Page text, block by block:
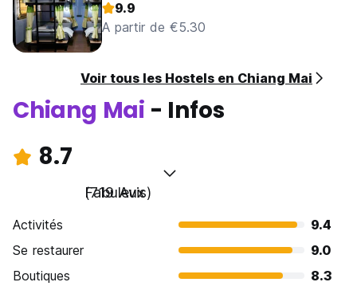
9.9
A partir de €5.30
Voir tous les Hostels en Chiang Mai
Chiang Mai - Infos
8.7
Fabuleux
(719 Avis)
Activités
9.4
Se restaurer
9.0
Boutiques
8.3